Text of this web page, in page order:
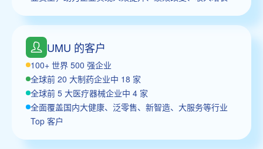
UMU 的客户
100+ 世界 500 强企业
全球前 20 大制药企业中 18 家
全球前 5 大医疗器械企业中 4 家
全面覆盖国内大健康、泛零售、新智造、大服务等行业
Top 客户